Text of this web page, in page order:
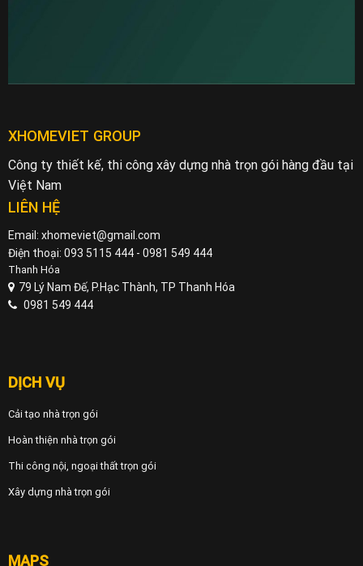
XHOMEVIET GROUP
Công ty thiết kế, thi công xây dựng nhà trọn gói hàng đầu tại
Việt Nam
LIÊN HỆ
Email: xhomeviet@gmail.com
Điện thoại: 093 5115 444 - 0981 549 444
Thanh Hóa
79 Lý Nam Đế, P.Hạc Thành, TP Thanh Hóa
0981 549 444
DỊCH VỤ
Cải tạo nhà trọn gói
Hoàn thiện nhà trọn gói
Thi công nội, ngoại thất trọn gói
Xây dựng nhà trọn gói
MAPS